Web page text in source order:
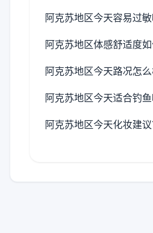
阿克苏地区今天容易过敏
阿克苏地区体感舒适度如
阿克苏地区今天路况怎么
阿克苏地区今天适合钓鱼
阿克苏地区今天化妆建议